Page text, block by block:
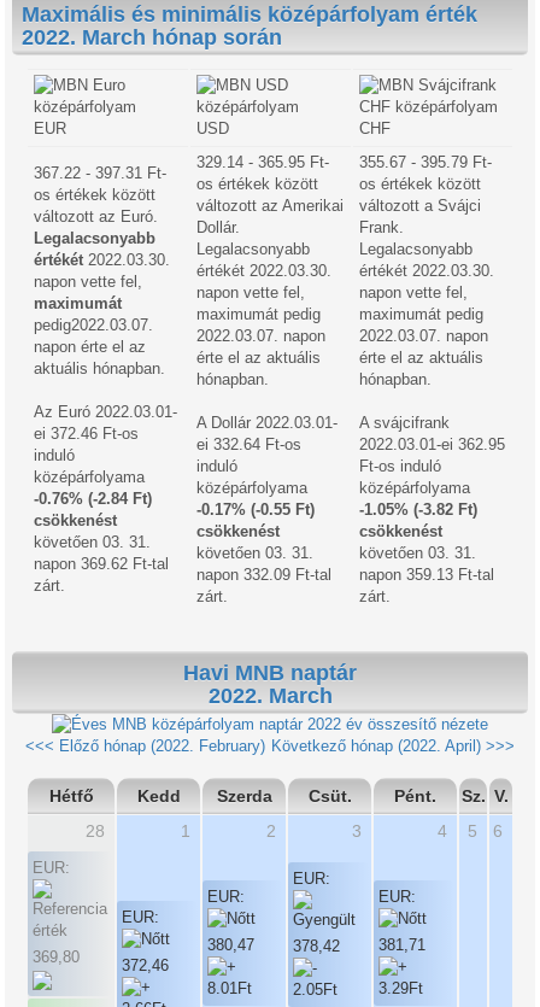
Maximális és minimális középárfolyam érték
2022. March hónap során
EUR USD CHF
367.22 - 397.31 Ft-
os értékek között
változott az Euró.
Legalacsonyabb
értékét 2022.03.30.
napon vette fel,
maximumát
pedig2022.03.07.
napon érte el az
aktuális hónapban.
Az Euró 2022.03.01-
ei 372.46 Ft-os
induló
középárfolyama
-0.76% (-2.84 Ft)
csökkenést
követően 03. 31.
napon 369.62 Ft-tal
zárt.
329.14 - 365.95 Ft-
os értékek között
változott az Amerikai
Dollár.
Legalacsonyabb
értékét 2022.03.30.
napon vette fel,
maximumát pedig
2022.03.07. napon
érte el az aktuális
hónapban.
A Dollár 2022.03.01-
ei 332.64 Ft-os
induló
középárfolyama
-0.17% (-0.55 Ft)
csökkenést
követően 03. 31.
napon 332.09 Ft-tal
zárt.
355.67 - 395.79 Ft-
os értékek között
változott a Svájci
Frank.
Legalacsonyabb
értékét 2022.03.30.
napon vette fel,
maximumát pedig
2022.03.07. napon
érte el az aktuális
hónapban.
A svájcifrank
2022.03.01-ei 362.95
Ft-os induló
középárfolyama
-1.05% (-3.82 Ft)
csökkenést
követően 03. 31.
napon 359.13 Ft-tal
zárt.
Havi MNB naptár
2022. March
2022 év összesítő nézete
<<< Előző hónap (2022. February) Következő hónap (2022. April) >>>
Hétfő Kedd Szerda Csüt. Pént. Sz. V.
28
EUR:
369,80
1
EUR:
372,46
2
EUR:
380,47
3
EUR:
378,42
4
EUR:
381,71
5 6